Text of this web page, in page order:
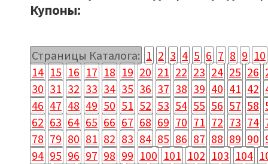
Купоны:
Страницы Каталога: 1 2 3 4 5 6 7 8 9 10
14 15 16 17 18 19 20 21 22 23 24 25 26
30 31 32 33 34 35 36 37 38 39 40 41 42
46 47 48 49 50 51 52 53 54 55 56 57 58
62 63 64 65 66 67 68 69 70 71 72 73 74
78 79 80 81 82 83 84 85 86 87 88 89 90
94 95 96 97 98 99 100 101 102 103 104